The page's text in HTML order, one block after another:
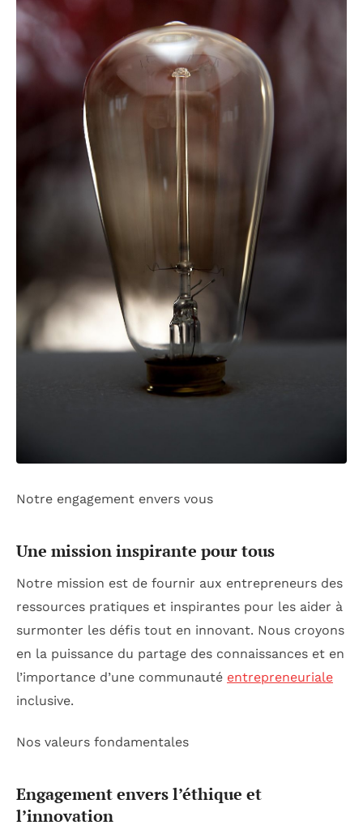
Notre engagement envers vous
Une mission inspirante pour tous
Notre mission est de fournir aux entrepreneurs des
ressources pratiques et inspirantes pour les aider à
surmonter les défis tout en innovant. Nous croyons
en la puissance du partage des connaissances et en
l’importance d’une communauté entrepreneuriale
inclusive.
Nos valeurs fondamentales
Engagement envers l’éthique et
l’innovation